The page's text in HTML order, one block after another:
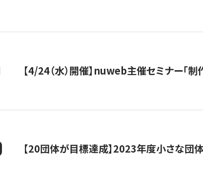
【4/24（水）開催】nuweb主催セミナー「
【20団体が目標達成】2023年度小さな団